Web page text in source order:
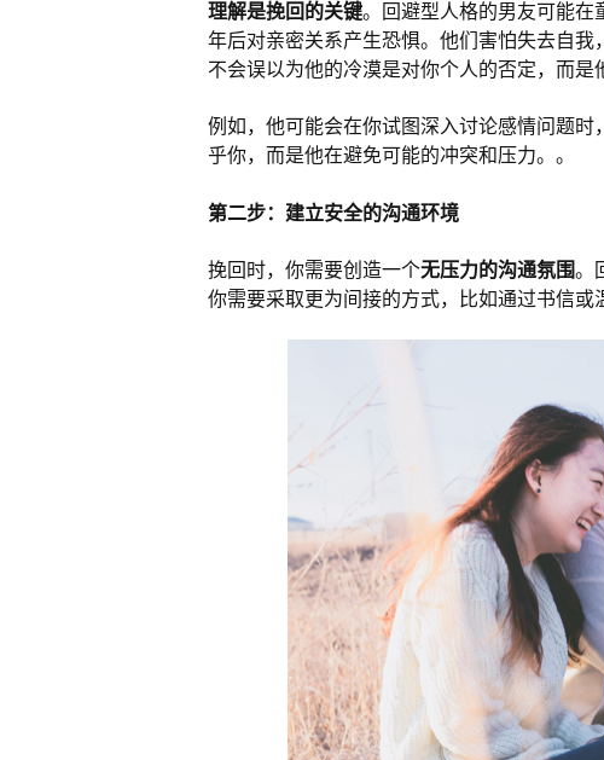
理解是挽回的关键。回避型人格的男友可能在
年后对亲密关系产生恐惧。他们害怕失去自
不会误以为他的冷漠是对你个人的否定，而是
例如，他可能会在你试图深入讨论感情问题
乎你，而是他在避免可能的冲突和压力。。
第二步：建立安全的沟通环境
挽回时，你需要创造一个无压力的沟通氛围。
你需要采取更为间接的方式，比如通过书信或